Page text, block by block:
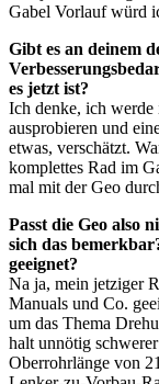
Gabel Vorlauf würd
Gibt es an deinem
es jetzt ist?
Ich denke, ich werde
ausprobieren und
etwas, verschätzt.
komplettes Rad im
mal mit der Geo
Passt die Geo also
sich das
geeignet?
Na ja, mein jetziger
Manuals und Co.
um das Thema
halt unnötig
Oberrohrlänge von